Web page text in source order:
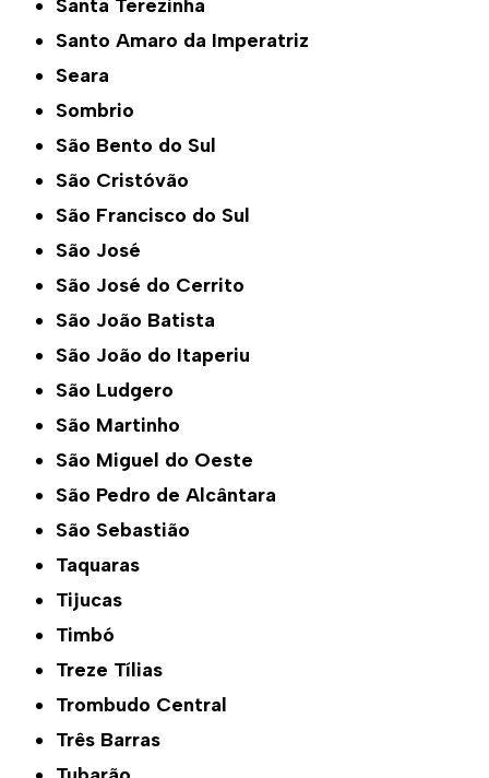
Santa Terezinha
Santo Amaro da Imperatriz
Seara
Sombrio
São Bento do Sul
São Cristóvão
São Francisco do Sul
São José
São José do Cerrito
São João Batista
São João do Itaperiu
São Ludgero
São Martinho
São Miguel do Oeste
São Pedro de Alcântara
São Sebastião
Taquaras
Tijucas
Timbó
Treze Tílias
Trombudo Central
Três Barras